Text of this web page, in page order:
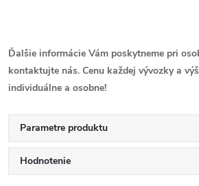
Ďalšie informácie Vám poskytneme pri
kontaktujte nás. Cenu každej vývozky a
individuálne a osobne!
Parametre produktu
Hodnotenie